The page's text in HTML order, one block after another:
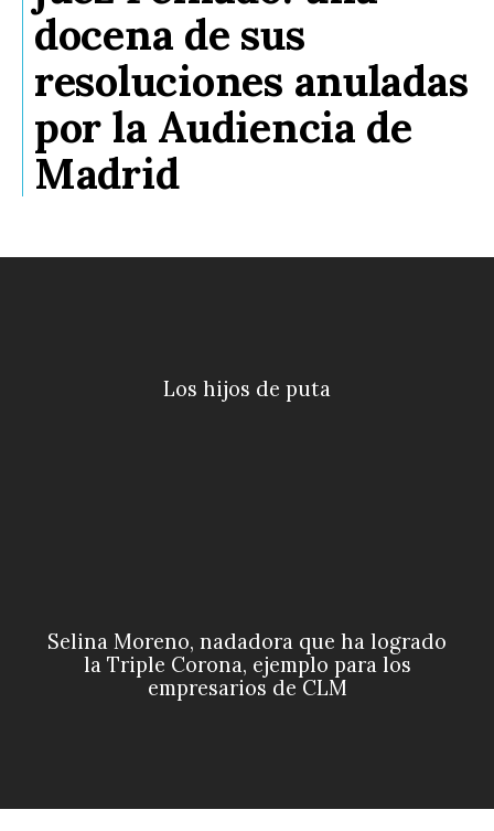
docena de sus
resoluciones anuladas
por la Audiencia de
Madrid
Los hijos de puta
Selina Moreno, nadadora que ha logrado
la Triple Corona, ejemplo para los
empresarios de CLM